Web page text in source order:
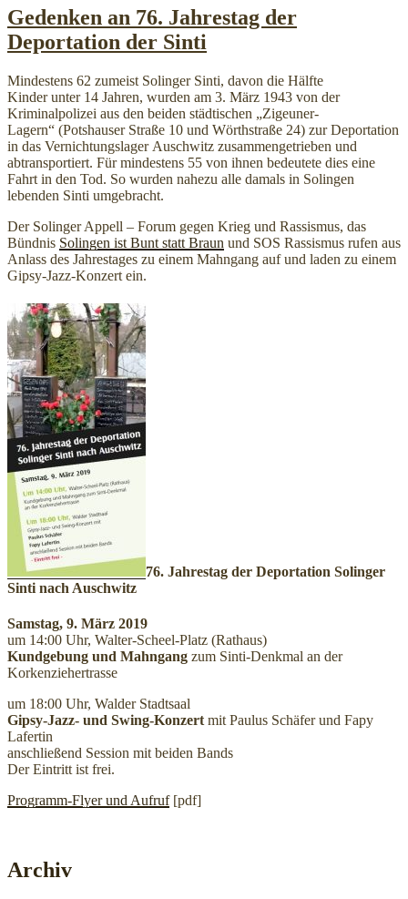
Gedenken an 76. Jahrestag der
Deportation der Sinti
Mindestens 62 zumeist Solinger Sinti, davon die Hälfte
Kinder unter 14 Jahren, wurden am 3. März 1943 von der
Kriminalpolizei aus den beiden städtischen „Zigeuner-
Lagern“ (Potshauser Straße 10 und Wörthstraße 24) zur Deportation
in das Vernichtungslager Auschwitz zusammengetrieben und
abtransportiert. Für mindestens 55 von ihnen bedeutete dies eine
Fahrt in den Tod. So wurden nahezu alle damals in Solingen
lebenden Sinti umgebracht.
Der Solinger Appell – Forum gegen Krieg und Rassismus, das
Bündnis Solingen ist Bunt statt Braun und SOS Rassismus rufen aus
Anlass des Jahrestages zu einem Mahngang auf und laden zu einem
Gipsy-Jazz-Konzert ein.
76. Jahrestag der Deportation Solinger
Sinti nach Auschwitz
Samstag, 9. März 2019
um 14:00 Uhr, Walter-Scheel-Platz (Rathaus)
Kundgebung und Mahngang zum Sinti-Denkmal an der
Korkenziehertrasse
um 18:00 Uhr, Walder Stadtsaal
Gipsy-Jazz- und Swing-Konzert mit Paulus Schäfer und Fapy
Lafertin
anschließend Session mit beiden Bands
Der Eintritt ist frei.
Programm-Flyer und Aufruf[pdf]
Archiv